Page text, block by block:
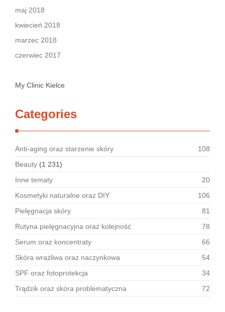
maj 2018
kwiecień 2018
marzec 2018
czerwiec 2017
My Clinic Kielce
Categories
Anti-aging oraz starzenie skóry
108
Beauty (1 231)
Inne tematy
20
Kosmetyki naturalne oraz DIY
106
Pielęgnacja skóry
81
Rutyna pielęgnacyjna oraz kolejność
78
Serum oraz koncentraty
66
Skóra wrażliwa oraz naczynkowa
54
SPF oraz fotoprotekcja
34
Trądzik oraz skóra problematyczna
72